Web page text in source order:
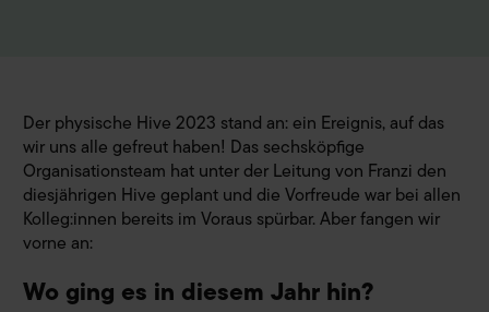
Der physische Hive 2023 stand an: ein Ereignis, auf das
wir uns alle gefreut haben! Das sechsköpfige
Organisationsteam hat unter der Leitung von Franzi den
diesjährigen Hive geplant und die Vorfreude war bei allen
Kolleg:innen bereits im Voraus spürbar. Aber fangen wir
vorne an:
Wo ging es in diesem Jahr hin?